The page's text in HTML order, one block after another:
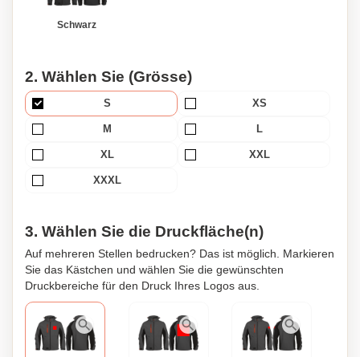
Schwarz
2. Wählen Sie (Grösse)
S XS
M L
XL XXL
XXXL
3. Wählen Sie die Druckfläche(n)
Auf mehreren Stellen bedrucken? Das ist möglich. Markieren
Sie das Kästchen und wählen Sie die gewünschten
Druckbereiche für den Druck Ihres Logos aus.